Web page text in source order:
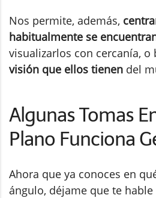
Nos permite, además,
habitualmente se
visualizarlos con cercanía, o
visión que ellos tienen del
Algunas Tomas
Plano Funciona
Ahora que ya conoces en
ángulo, déjame que te